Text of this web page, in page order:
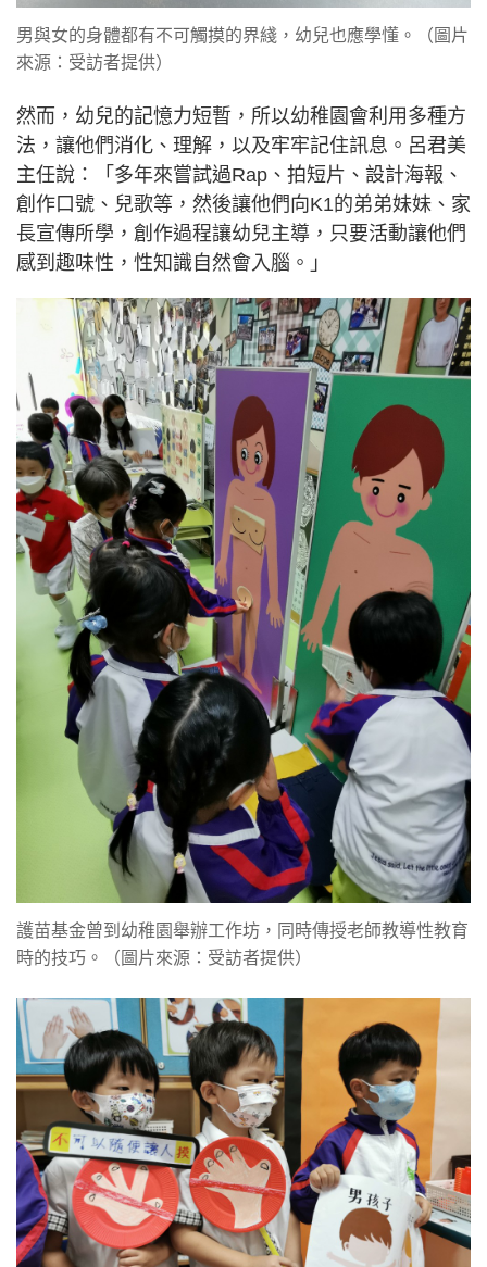
男與女的身體都有不可觸摸的界綫，幼兒也應學懂。（圖片
來源：受訪者提供）
然而，幼兒的記憶力短暫，所以幼稚園會利用多種方
法，讓他們消化、理解，以及牢牢記住訊息。呂君美
主任說：「多年來嘗試過Rap、拍短片、設計海報、
創作口號、兒歌等，然後讓他們向K1的弟弟妹妹、家
長宣傳所學，創作過程讓幼兒主導，只要活動讓他們
感到趣味性，性知識自然會入腦。」
護苗基金曾到幼稚園舉辦工作坊，同時傳授老師教導性教育
時的技巧。（圖片來源：受訪者提供）